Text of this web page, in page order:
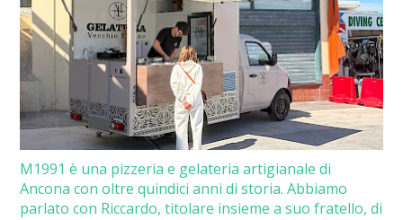
M1991 è una pizzeria e gelateria artigianale di
Ancona con oltre quindici anni di storia. Abbiamo
parlato con Riccardo, titolare insieme a suo fratello, di